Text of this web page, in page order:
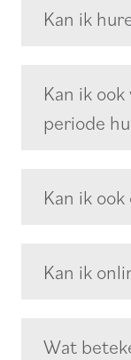
Kan ik
Kan ik
periode
Kan ik
Kan ik
Wat